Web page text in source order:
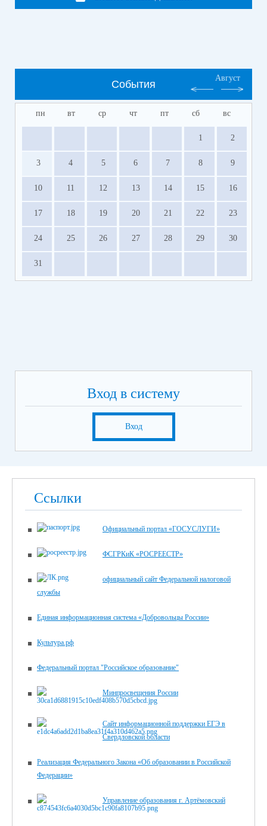
События
Август
пн вт ср чт пт сб вс
1 2
3 4 5 6 7 8 9
10 11 12 13 14 15 16
17 18 19 20 21 22 23
24 25 26 27 28 29 30
31
Вход в систему
Вход
Ссылки
Официальный портал «ГОСУСЛУГИ»
ФСГРКиК «РОСРЕЕСТР»
официальный сайт Федеральной налоговой
службы
Единая информационная система «Добровольцы России»
Культура.рф
Федеральный портал "Российское образование"
Минпросвещения России
Сайт информационной поддержки ЕГЭ в
Свердловской области
Реализация Федерального Закона «Об образовании в Российской
Федерации»
Управление образования г. Артёмовский